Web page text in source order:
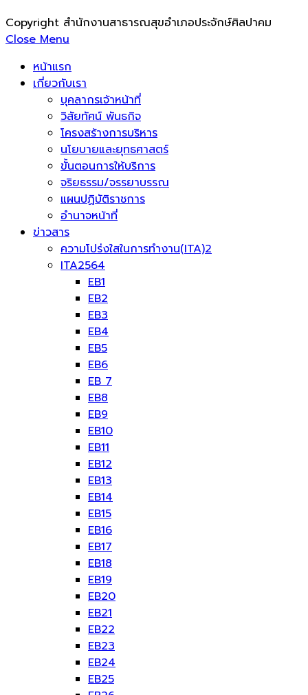
Copyright สำนักงานสาธารณสุขอำเภอประจักษ์ศิลปาคม
Close Menu
หน้าแรก
เกี่ยวกับเรา
บุคลากรเจ้าหน้าที่
วิสัยทัศน์ พันธกิจ
โครงสร้างการบริหาร
นโยบายและยุทธศาสตร์
ขั้นตอนการให้บริการ
จริยธรรม/จรรยาบรรณ
แผนปฏิบัติราชการ
อำนาจหน้าที่
ข่าวสาร
ความโปร่งใสในการทำงาน(ITA)2
ITA2564
EB1
EB2
EB3
EB4
EB5
EB6
EB 7
EB8
EB9
EB10
EB11
EB12
EB13
EB14
EB15
EB16
EB17
EB18
EB19
EB20
EB21
EB22
EB23
EB24
EB25